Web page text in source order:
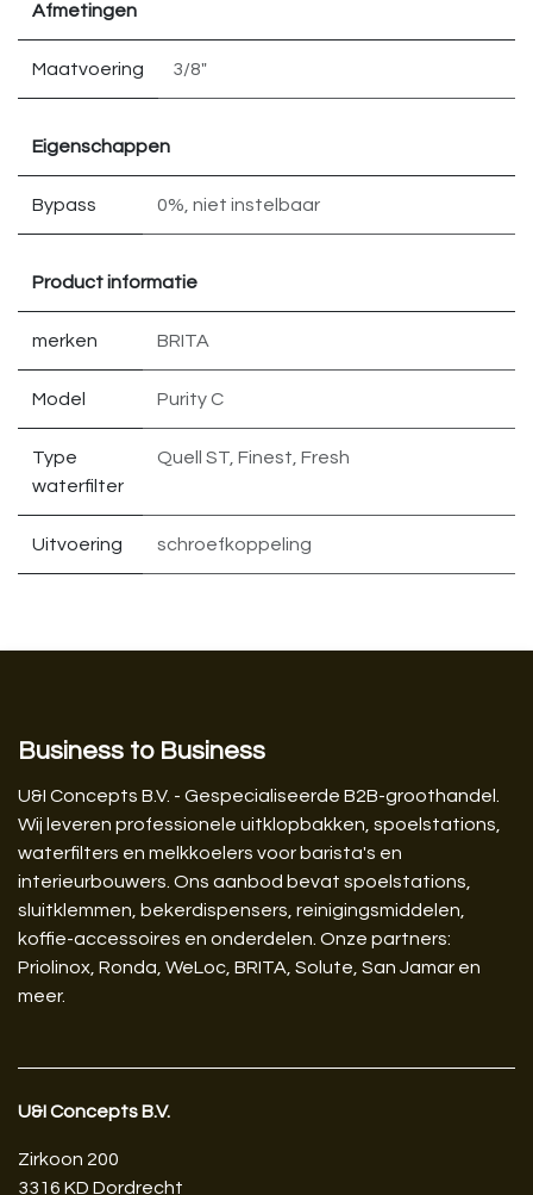
Afmetingen
Maatvoering 3/8"
Eigenschappen
Bypass 0% niet instelbaar
Product informatie
merken BRITA
Model Purity C
Type
waterfilter
Quell ST Finest Fresh
Uitvoering schroefkoppeling
Business to Business
U&I Concepts B.V. - Gespecialiseerde B2B-groothandel.
Wij leveren professionele uitklopbakken, spoelstations,
waterfilters en melkkoelers voor barista's en
interieurbouwers. Ons aanbod bevat spoelstations,
sluitklemmen, bekerdispensers, reinigingsmiddelen,
koffie-accessoires en onderdelen. Onze partners:
Priolinox, Ronda, WeLoc, BRITA, Solute, San Jamar en
meer.
U&I Concepts B.V.​
Zirkoon 200
3316 KD Dordrecht